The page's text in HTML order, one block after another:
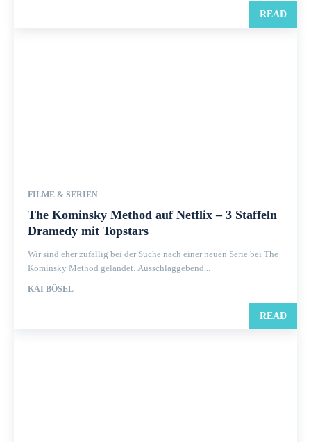
READ
FILME & SERIEN
The Kominsky Method auf Netflix – 3 Staffeln
Dramedy mit Topstars
Wir sind eher zufällig bei der Suche nach einer neuen Serie bei The
Kominsky Method gelandet. Ausschlaggebend...
KAI BÖSEL
READ